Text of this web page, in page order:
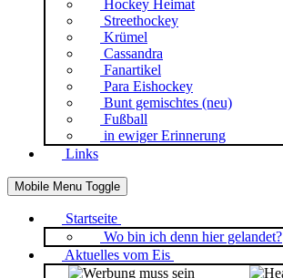
Hockey Heimat
Streethockey
Krümel
Cassandra
Fanartikel
Para Eishockey
Bunt gemischtes (neu)
Fußball
in ewiger Erinnerung
Links
Mobile Menu Toggle
Startseite
Wo bin ich denn hier gelandet?
Aktuelles vom Eis